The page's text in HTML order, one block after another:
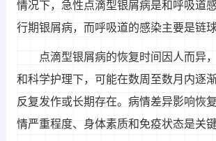
情况下，急性点滴型银屑病是和呼吸道
行期银屑病，而呼吸道的感染主要是链球
点滴型银屑病的恢复时间因人而异
和科学护理下，可能在数周至数月内逐
反复发作或长期存在。病情差异影响恢
情严重程度、身体素质和免疫状态是关键